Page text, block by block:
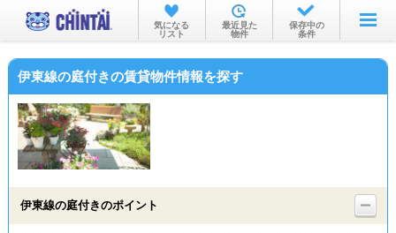
お部屋を探す
沿線・駅から
物件特集から
気になる
リスト
最近見た
物件
保存中の
条件
伊東線の庭付きの賃貸物件情報を探す
伊東線の庭付きのポイント